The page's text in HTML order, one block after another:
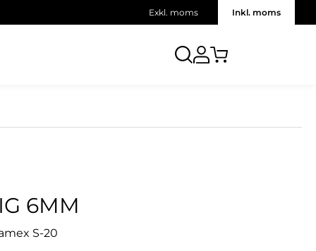
Exkl. moms Inkl. moms
6MM
S-20